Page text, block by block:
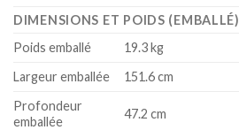
DIMENSIONS ET POIDS (EMBALLÉ)
Poids emballé
19.3 kg
Largeur emballée
151.6 cm
Profondeur
emballée
47.2 cm